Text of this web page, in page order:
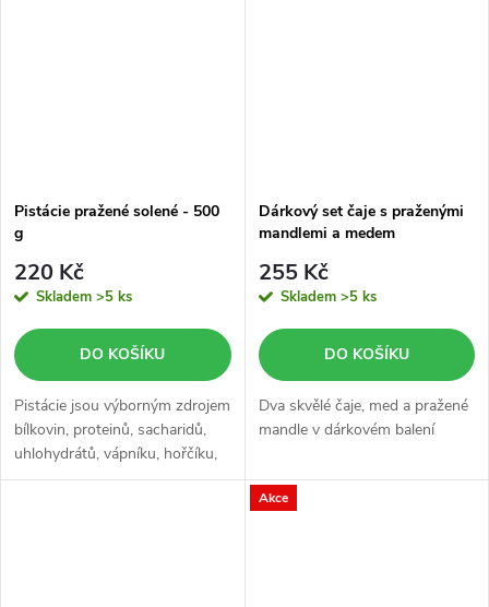
Pistácie pražené solené - 500
g
220 Kč
Skladem >5 ks
DO KOŠÍKU
Pistácie jsou výborným zdrojem
bílkovin, proteinů, sacharidů,
uhlohydrátů, vápníku, hořčíku,
draslíku, fosforu a železa.
Dárkový set čaje s praženými
mandlemi a medem
255 Kč
Skladem >5 ks
DO KOŠÍKU
Dva skvělé čaje, med a pražené
mandle v dárkovém balení
Akce